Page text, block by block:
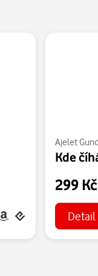
Ajelet
Kde
299
Detail